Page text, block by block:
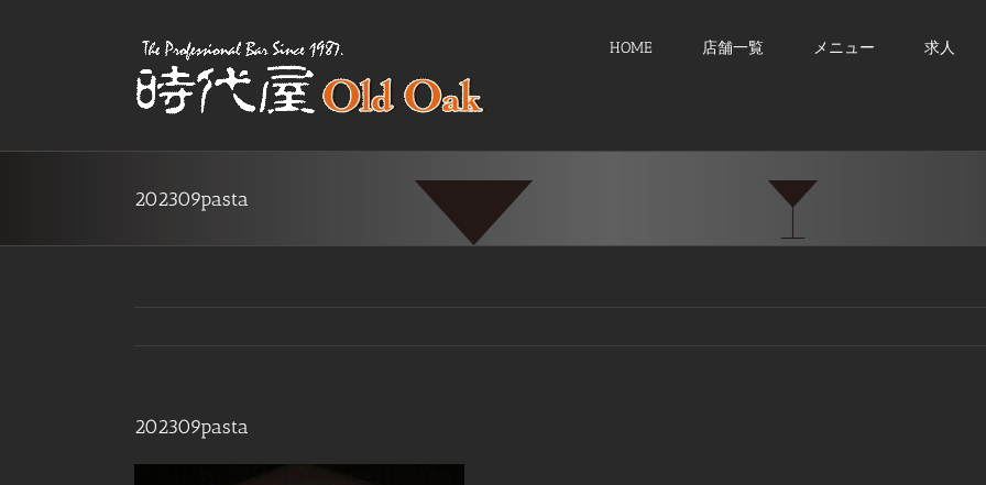
HOME 店舗一覧 メニュー 求人
202309pasta
202309pasta